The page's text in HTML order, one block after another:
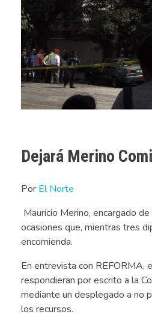
Dejará Merino
Por El Norte
Mauricio Merino, encargado
ocasiones que, mientras tres
encomienda.
En entrevista con REFORMA,
respondieran por escrito a la
mediante un desplegado a no
los recursos.